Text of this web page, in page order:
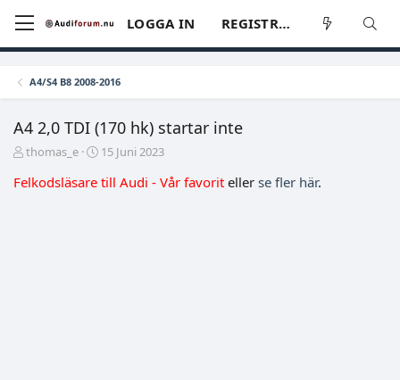
LOGGA IN REGISTRERA
A4/S4 B8 2008-2016
A4 2,0 TDI (170 hk) startar inte
T
å
thomas_e
S
a
15 Juni 2023
Felkodsläsare till Audi - Vår favorit eller se fler här.